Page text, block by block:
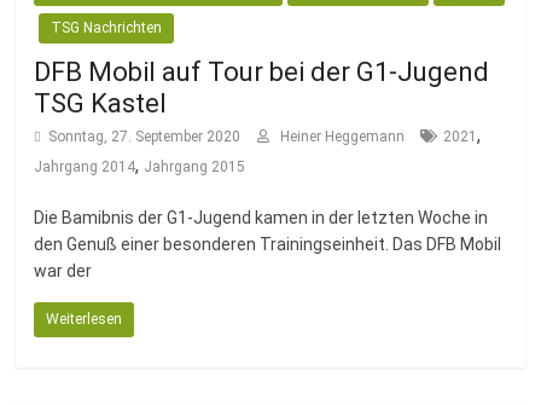
TSG Nachrichten
DFB Mobil auf Tour bei der G1-Jugend
TSG Kastel
Sonntag, 27. September 2020 Heiner Heggemann 2021,
Jahrgang 2014, Jahrgang 2015
Die Bamibnis der G1-Jugend kamen in der letzten Woche in
den Genuß einer besonderen Trainingseinheit. Das DFB Mobil
war der
Weiterlesen